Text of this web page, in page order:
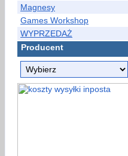
Magnesy
Games Workshop
WYPRZEDAŻ
Producent